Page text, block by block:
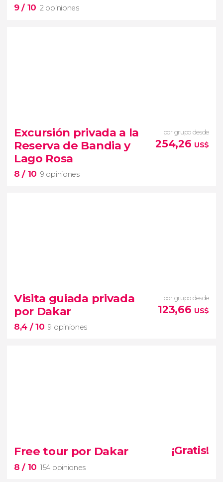
9/ 10 2 opiniones
2 opiniones
excursión a Joal Fadiouth
isla de conchas
Gran
Baobab
Excursión privada a la
Reserva de Bandia y
Lago Rosa
8/ 10 9 opiniones
por grupo desde
254,26 US$
9 opiniones
¿Hacer un safari en la Reserva de Bandia o ir al Lago
Rosa?
Visita guiada privada
por Dakar
8,4 / 10 9 opiniones
por grupo desde
123,66 US$
descubriremos los lugares más
Free tour por Dakar
8/ 10 154 opiniones
¡Gratis!